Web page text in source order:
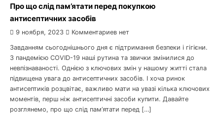
Про що слід пам’ятати перед покупкою
антисептичних засобів
9 ноября, 2023 Комментариев нет
Завданням сьогоднішнього дня є підтримання безпеки і гігієни.
З пандемією COVID-19 наші рутина та звички змінилися до
невпізнаваності. Однією з ключових змін у нашому житті стала
підвищена увага до антисептичних засобів. І хоча ринок
антисептиків розцвітає, важливо мати на увазі кілька ключових
моментів, перш ніж антисептичні засоби купити. Давайте
розглянемо, про що слід пам’ятати перед […]